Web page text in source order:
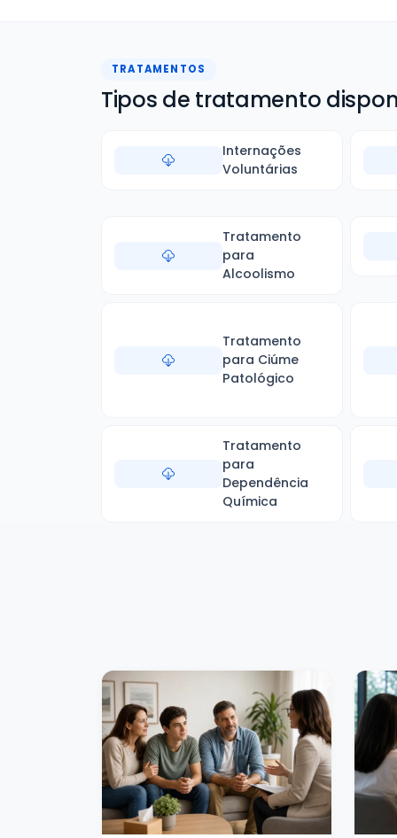
TRATAMENTOS
Tipos de tratamento
Internações
Voluntárias
Tratamento
para
Alcoolismo
Tratamento
para Ciúme
Patológico
Tratamento
para
Dependência
Química